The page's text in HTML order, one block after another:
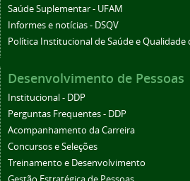
Saúde Suplementar - UFAM
Informes e notícias - DSQV
Política Institucional de Saúde e Qualidade
Desenvolvimento de Pessoas
Institucional - DDP
Perguntas Frequentes - DDP
Acompanhamento da Carreira
Concursos e Seleções
Treinamento e Desenvolvimento